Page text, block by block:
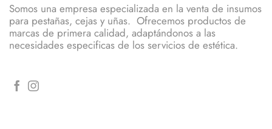
Somos una empresa especializada en la venta de insumos
para pestañas, cejas y uñas. Ofrecemos productos de
marcas de primera calidad, adaptándonos a las
necesidades especificas de los servicios de estética.